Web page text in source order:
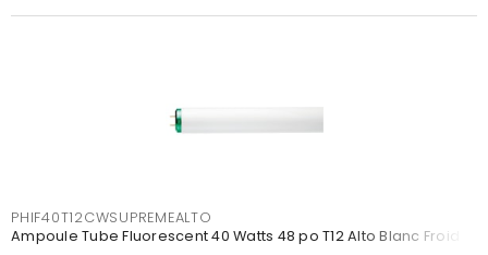
PHIF40T12CWSUPREMEALTO
Ampoule Tube Fluorescent 40 Watts 48 po T12 Alto Blanc Froid